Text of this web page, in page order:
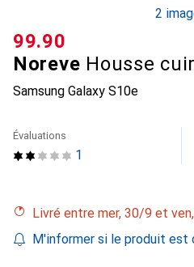
2
Noreve Housse
Samsung Galaxy S10e
CHF
99.90
1
Évaluations
Livré entre mer, 30/9 et
M'informer si le produit est